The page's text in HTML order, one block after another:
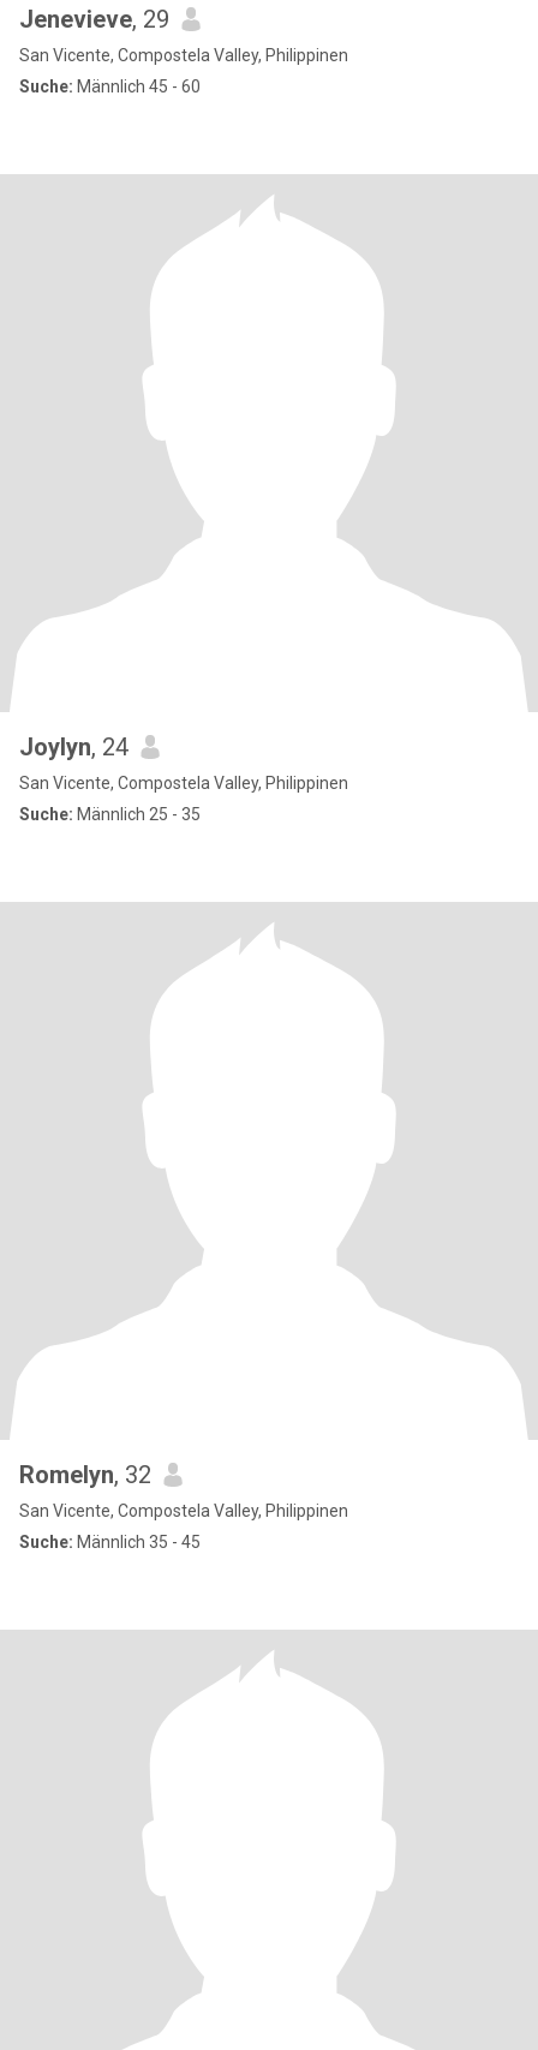
Jenevieve, 29
San Vicente, Compostela Valley, Philippinen
Suche: Männlich 45 - 60
Joylyn, 24
San Vicente, Compostela Valley, Philippinen
Suche: Männlich 25 - 35
Romelyn, 32
San Vicente, Compostela Valley, Philippinen
Suche: Männlich 35 - 45